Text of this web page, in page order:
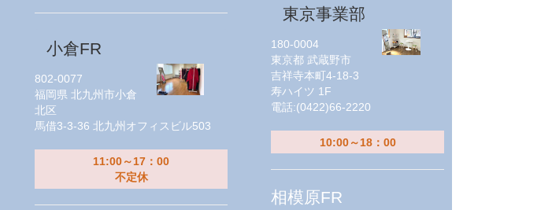
小倉FR
802-0077
福岡県 北九州市小倉
北区
馬借3-3-36 北九州オフィスビル503
11:00～17：00
不定休
東京事業部
180-0004
東京都 武蔵野市
吉祥寺本町4-18-3
寿ハイツ 1F
電話:(0422)66-2220
10:00～18：00
相模原FR